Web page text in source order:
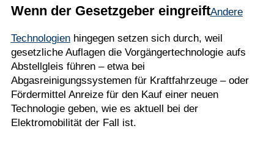
Wenn der Gesetzgeber eingreiftAndere
Technologienhingegen setzen sich durch, weil
gesetzliche Auflagen die Vorgängertechnologie aufs
Abstellgleis führen – etwa bei
Abgasreinigungssystemen für Kraftfahrzeuge – oder
Fördermittel Anreize für den Kauf einer neuen
Technologie geben, wie es aktuell bei der
Elektromobilität der Fall ist.